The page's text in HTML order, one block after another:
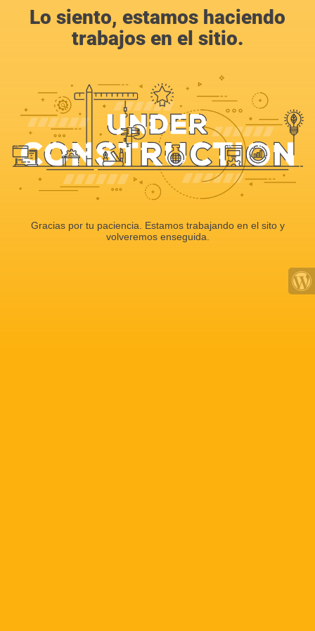
Lo siento, estamos haciendo
trabajos en el sitio.
Gracias por tu paciencia. Estamos trabajando en el sito y
volveremos enseguida.